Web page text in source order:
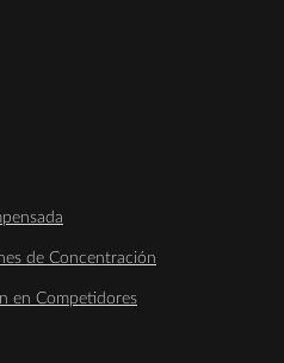
de Concentración
en Competidores